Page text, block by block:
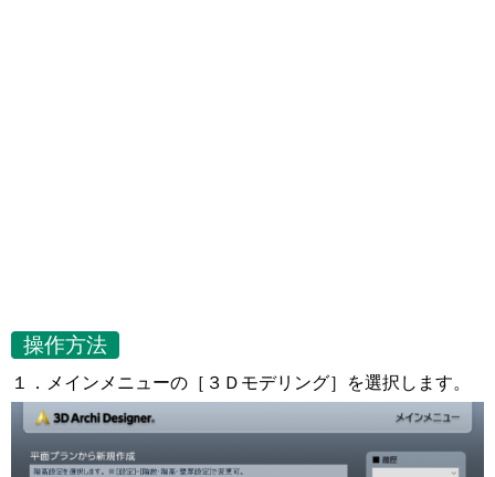
操作方法
１．メインメニューの［３Ｄモデリング］を選択します。